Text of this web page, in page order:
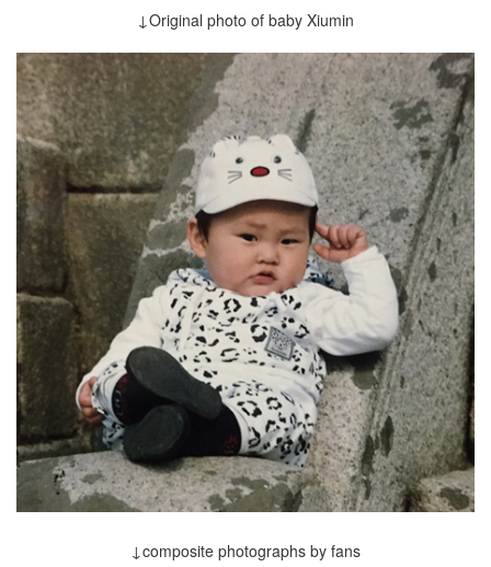
↓Original photo of baby Xiumin
↓composite photographs by fans